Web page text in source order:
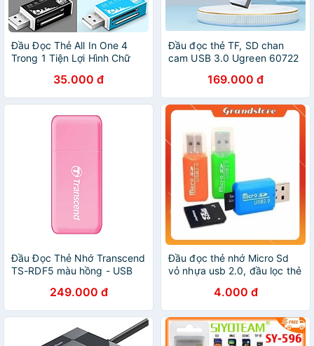
Đầu Đọc Thẻ All In One 4
Trong 1 Tiện Lợi Hình Chữ
35.000 đ
Đầu đọc thẻ TF, SD chan
cam USB 3.0 Ugreen 60722
169.000 đ
Đầu Đọc Thẻ Nhớ Transcend
TS-RDF5 màu hồng - USB
249.000 đ
Đầu đọc thẻ nhớ Micro Sd
vỏ nhựa usb 2.0, đầu lọc thẻ
nhí nhiều màu4.000 đ